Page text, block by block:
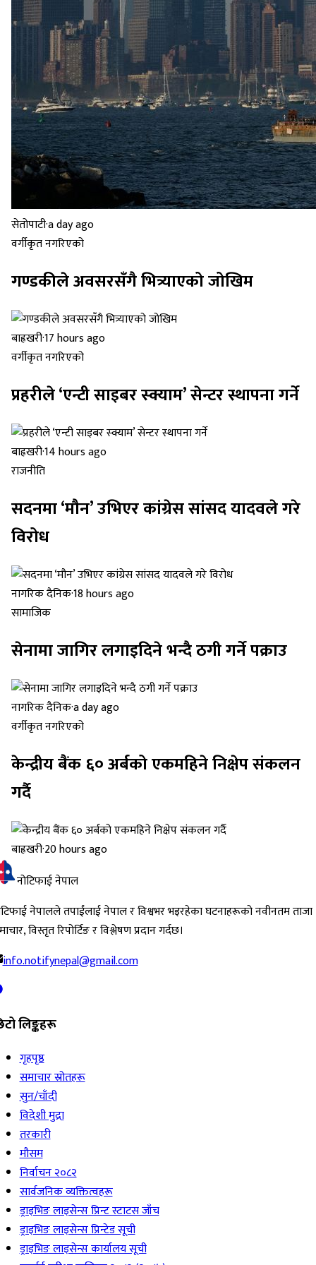
सेतोपाटी·a day ago
वर्गीकृत नगरिएको
गण्डकीले अवसरसँगै भित्र्याएको जोखिम
बाह्रखरी·17 hours ago
वर्गीकृत नगरिएको
प्रहरीले ‘एन्टी साइबर स्क्याम’ सेन्टर स्थापना गर्ने
बाह्रखरी·14 hours ago
राजनीति
सदनमा ‘मौन’ उभिएर कांग्रेस सांसद यादवले गरे
विरोध
नागरिक दैनिक·18 hours ago
सामाजिक
सेनामा जागिर लगाइदिने भन्दै ठगी गर्ने पक्राउ
नागरिक दैनिक·a day ago
वर्गीकृत नगरिएको
केन्द्रीय बैंक ६० अर्बको एकमहिने निक्षेप संकलन
गर्दै
बाह्रखरी·20 hours ago
नोटिफाई नेपाल
नेपालले तपाईंलाई नेपाल र विश्वभर भइरहेका घटनाहरूको नवीनतम ताजा
विस्तृत रिपोर्टिङ र विश्लेषण प्रदान गर्दछ।
info.notifynepal@gmail.com
लिङ्कहरू
गृहपृष्ठ
समाचार स्रोतहरू
सुन/चाँदी
विदेशी मुद्रा
तरकारी
मौसम
निर्वाचन २०८२
सार्वजनिक व्यक्तित्वहरू
ड्राइभिङ लाइसेन्स प्रिन्ट स्टाटस जाँच
ड्राइभिङ लाइसेन्स प्रिन्टेड सूची
ड्राइभिङ लाइसेन्स कार्यालय सूची